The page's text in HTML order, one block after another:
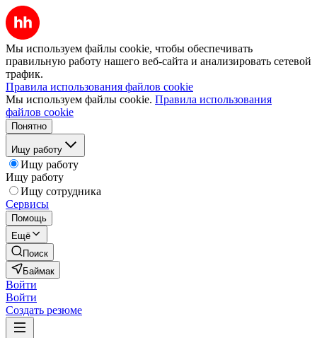
Мы используем файлы cookie, чтобы обеспечивать
правильную работу нашего веб-сайта и анализировать сетевой
трафик.
Правила использования файлов cookie
Мы используем файлы cookie. Правила использования
файлов cookie
Понятно
Ищу работу
Ищу работу
Ищу работу
Ищу сотрудника
Сервисы
Помощь
Ещё
Поиск
Баймак
Войти
Войти
Создать резюме